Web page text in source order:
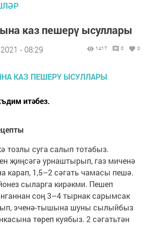
каз пешерү ысуллары
- 08:29 1417 0 0
итәбез.
тозлы суга салып тотабыз.
җиңсәгә урнаштырып, газ миченә
карап, 1,5–2 сәгать чамасы пешә.
сыларга кирәкми. Пешеп
соң 3–4 тырнак сарымсак
эченә-тышына шуны сылыйбыз
төреп куябыз. 2 сәгатьтән